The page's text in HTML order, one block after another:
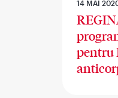
14 MAI
pentru